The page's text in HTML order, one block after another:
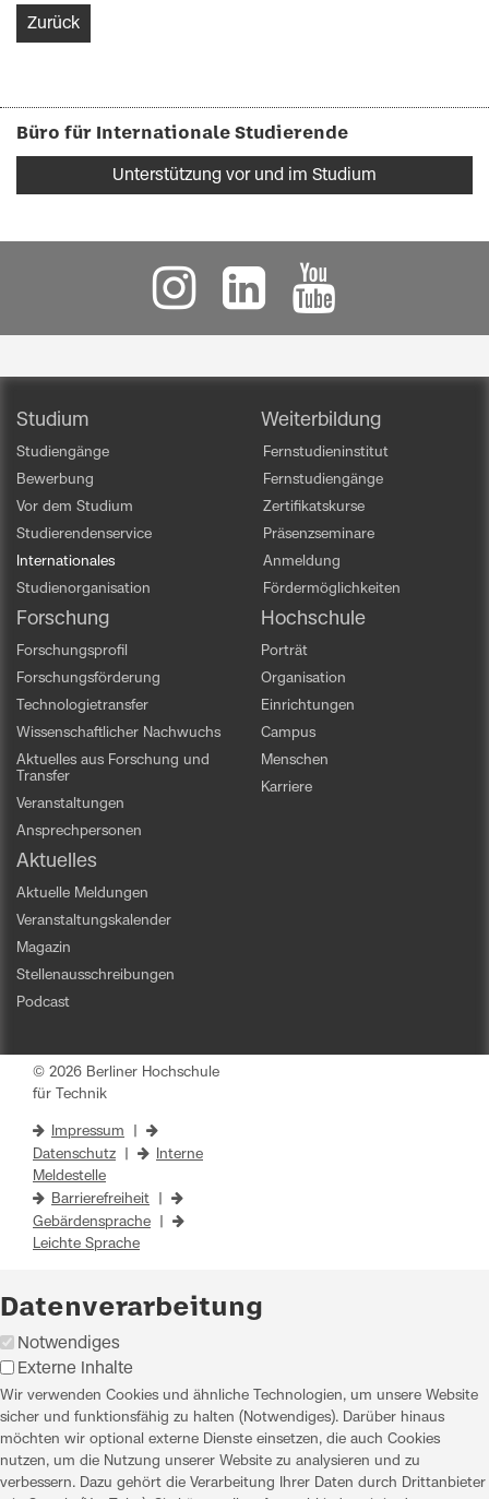
Zurück
Büro für Internationale Studierende
Unterstützung vor und im Studium
Studium
Studiengänge
Bewerbung
Vor dem Studium
Studierendenservice
Internationales
Studienorganisation
Weiterbildung
Fernstudieninstitut
Fernstudiengänge
Zertifikatskurse
Präsenzseminare
Anmeldung
Fördermöglichkeiten
Forschung
Forschungsprofil
Forschungsförderung
Technologietransfer
Wissenschaftlicher Nachwuchs
Aktuelles aus Forschung und
Transfer
Veranstaltungen
Ansprechpersonen
Hochschule
Porträt
Organisation
Einrichtungen
Campus
Menschen
Karriere
Aktuelles
Aktuelle Meldungen
Veranstaltungskalender
Magazin
Stellenausschreibungen
Podcast
© 2026 Berliner Hochschule
für Technik
Impressum
Datenschutz
Interne
Meldestelle
Barrierefreiheit
Gebärdensprache
Leichte Sprache
Datenverarbeitung
Notwendiges
Externe Inhalte
Wir verwenden Cookies und ähnliche Technologien, um unsere Website
sicher und funktionsfähig zu halten (Notwendiges). Darüber hinaus
möchten wir optional externe Dienste einsetzen, die auch Cookies
nutzen, um die Nutzung unserer Website zu analysieren und zu
verbessern. Dazu gehört die Verarbeitung Ihrer Daten durch Drittanbieter